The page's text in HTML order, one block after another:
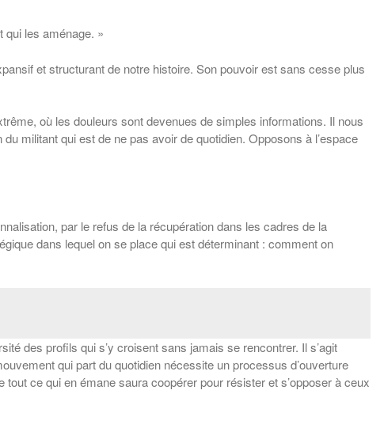
qui les aménage. »
et structurant de notre histoire. Son pouvoir est sans cesse plus
où les douleurs sont devenues de simples informations. Il nous
militant qui est de ne pas avoir de quotidien. Opposons à l’espace
par le refus de la récupération dans les cadres de la
dans lequel on se place qui est déterminant : comment on
des profils qui s’y croisent sans jamais se rencontrer. Il s’agit
qui part du quotidien nécessite un processus d’ouverture
ce qui en émane saura coopérer pour résister et s’opposer à ceux